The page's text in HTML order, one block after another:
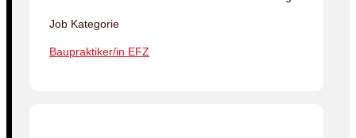
Job Kategorie
Baupraktiker/in EFZ